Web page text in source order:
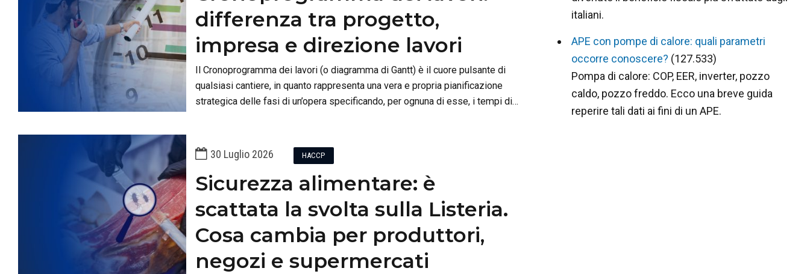
differenza tra progetto,
impresa e direzione lavori
Il Cronoprogramma dei lavori (o diagramma di Gantt) è il cuore pulsante di
qualsiasi cantiere, in quanto rappresenta una vera e propria pianificazione
strategica delle fasi di un’opera specificando, per ognuna di esse, i tempi di
30 Luglio 2026 HACCP
Sicurezza alimentare: è
scattata la svolta sulla Listeria.
Cosa cambia per produttori,
negozi e supermercati
italiani.
APE con pompe di calore: quali parametri
occorre conoscere? (127.533)
Pompa di calore: COP, EER, inverter, pozzo
caldo, pozzo freddo. Ecco una breve guida
reperire tali dati ai fini di un APE.